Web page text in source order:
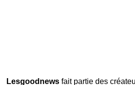
Lesgoodnewsfait partie des